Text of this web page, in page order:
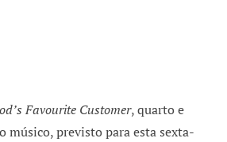
Favourite Customer, quarto e
músico, previsto para esta sexta-